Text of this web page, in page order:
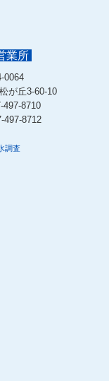
業所
0064
が丘3-60-10
497-8710
497-8712
調査